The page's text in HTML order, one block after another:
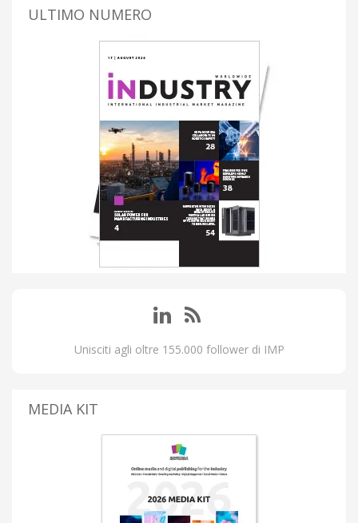
ULTIMO NUMERO
Unisciti agli oltre 155.000 follower di IMP
MEDIA KIT